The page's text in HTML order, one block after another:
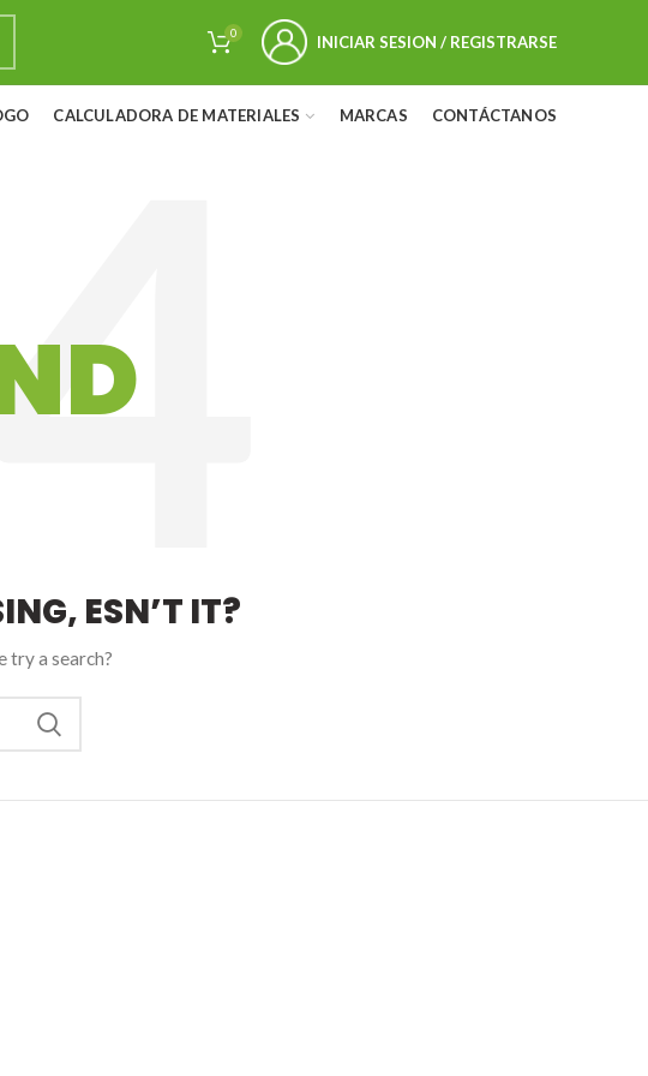
0 INICIAR SESION / REGISTRARSE
CALCULADORA DE MATERIALES MARCAS CONTÁCTANOS
ESN’T IT?
try a search?